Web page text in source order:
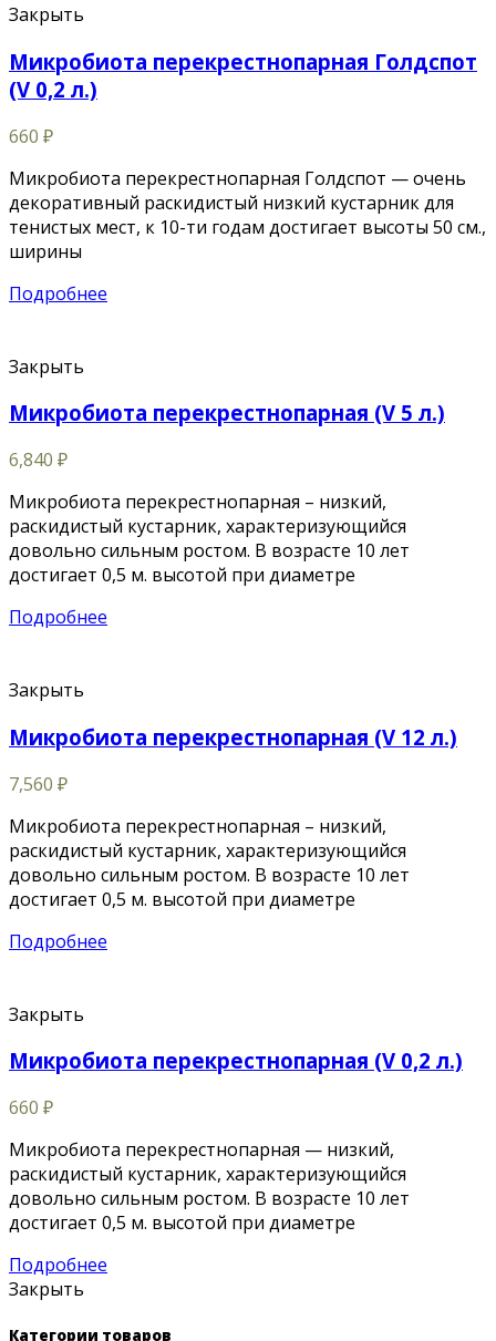
Закрыть
Микробиота перекрестнопарная Голдспот
(V 0,2 л.)
660 ₽
Микробиота перекрестнопарная Голдспот — очень
декоративный раскидистый низкий кустарник для
тенистых мест, к 10-ти годам достигает высоты 50 см.,
ширины
Подробнее
Закрыть
Микробиота перекрестнопарная (V 5 л.)
6,840 ₽
Микробиота перекрестнопарная – низкий,
раскидистый кустарник, характеризующийся
довольно сильным ростом. В возрасте 10 лет
достигает 0,5 м. высотой при диаметре
Подробнее
Закрыть
Микробиота перекрестнопарная (V 12 л.)
7,560 ₽
Микробиота перекрестнопарная – низкий,
раскидистый кустарник, характеризующийся
довольно сильным ростом. В возрасте 10 лет
достигает 0,5 м. высотой при диаметре
Подробнее
Закрыть
Микробиота перекрестнопарная (V 0,2 л.)
660 ₽
Микробиота перекрестнопарная — низкий,
раскидистый кустарник, характеризующийся
довольно сильным ростом. В возрасте 10 лет
достигает 0,5 м. высотой при диаметре
Подробнее
Закрыть
Категории товаров